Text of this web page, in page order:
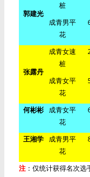
郭建光
桩
成青男平
花
张露丹
成青女速
桩
成青女平
花
何彬彬
成青女平
花
王湘学
成青男平
花
注：仅统计获得名次选